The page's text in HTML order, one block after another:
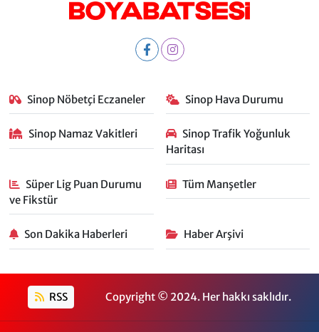
Sinop Nöbetçi Eczaneler Sinop Hava Durumu
Sinop Namaz Vakitleri
Sinop Trafik Yoğunluk
Haritası
Süper Lig Puan Durumu
ve Fikstür
Tüm Manşetler
Son Dakika Haberleri Haber Arşivi
RSS Copyright © 2024. Her hakkı saklıdır.